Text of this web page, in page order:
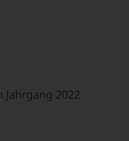
Jahrgang 2022